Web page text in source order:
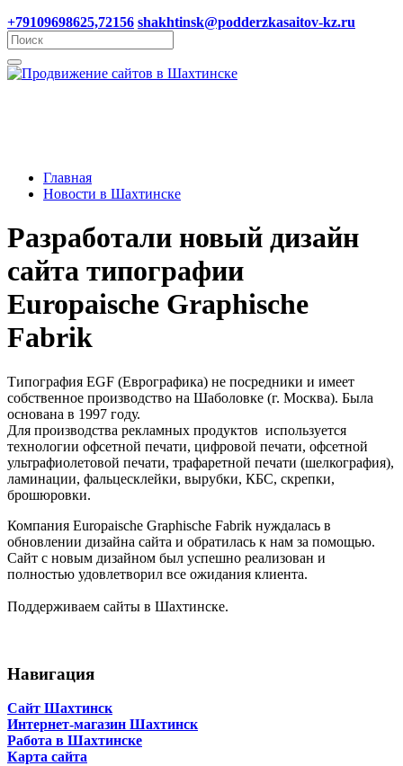
+79109698625,72156 shakhtinsk@podderzkasaitov-kz.ru
Главная
Новости в Шахтинске
Разработали новый дизайн
сайта типографии
Europaische Graphische
Fabrik
Типография EGF (Еврографика) не посредники и имеет
собственное производство на Шаболовке (г. Москва). Была
основана в 1997 году.
Для производства рекламных продуктов используется
технологии офсетной печати, цифровой печати, офсетной
ультрафиолетовой печати, трафаретной печати (шелкография),
ламинации, фальцесклейки, вырубки, КБС, скрепки,
брошюровки.
Компания Europaische Graphische Fabrik нуждалась в
обновлении дизайна сайта и обратилась к нам за помощью.
Сайт с новым дизайном был успешно реализован и
полностью удовлетворил все ожидания клиента.
Поддерживаем сайты в Шахтинске.
Навигация
Сайт Шахтинск
Интернет-магазин Шахтинск
Работа в Шахтинске
Карта сайта